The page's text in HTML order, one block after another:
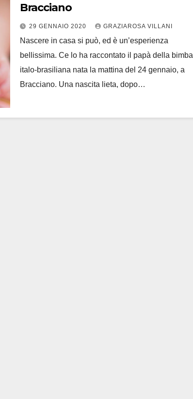
Bracciano
29 GENNAIO 2020 GRAZIAROSA VILLANI
Nascere in casa si può, ed è un’esperienza
bellissima. Ce lo ha raccontato il papà della bimba
italo-brasiliana nata la mattina del 24 gennaio, a
Bracciano. Una nascita lieta, dopo…